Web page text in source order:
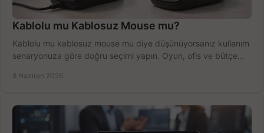
Kablolu mu Kablosuz Mouse mu?
Kablolu mu kablosuz mouse mu diye düşünüyorsanız kullanım
senaryonuza göre doğru seçimi yapın. Oyun, ofis ve bütçe
8 Haziran 2026